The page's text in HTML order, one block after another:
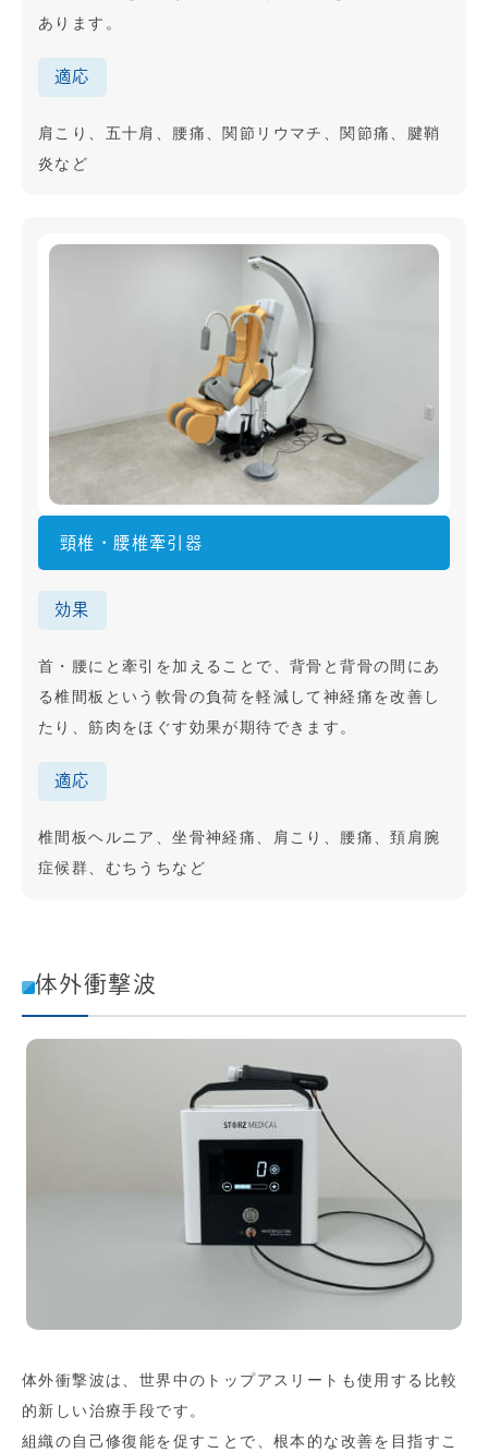
あります。
適応
肩こり、五十肩、腰痛、関節リウマチ、関節痛、腱鞘
炎など
頸椎・腰椎牽引器
効果
首・腰にと牽引を加えることで、背骨と背骨の間にあ
る椎間板という軟骨の負荷を軽減して神経痛を改善し
たり、筋肉をほぐす効果が期待できます。
適応
椎間板ヘルニア、坐骨神経痛、肩こり、腰痛、頚肩腕
症候群、むちうちなど
体外衝撃波
体外衝撃波は、世界中のトップアスリートも使用する比較
的新しい治療手段です。
組織の自己修復能を促すことで、根本的な改善を目指すこ